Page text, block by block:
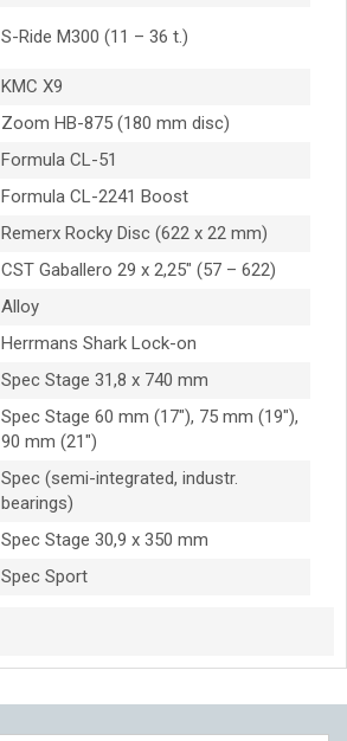
S-Ride M300 (11 – 36 t.)
KMC X9
Zoom HB-875 (180 mm disc)
Formula CL-51
Formula CL-2241 Boost
Remerx Rocky Disc (622 x 22 mm)
CST Gaballero 29 x 2,25″ (57 – 622)
Alloy
Herrmans Shark Lock-on
Spec Stage 31,8 x 740 mm
Spec Stage 60 mm (17″), 75 mm (19″),
90 mm (21″)
Spec (semi-integrated, industr.
bearings)
Spec Stage 30,9 x 350 mm
Spec Sport